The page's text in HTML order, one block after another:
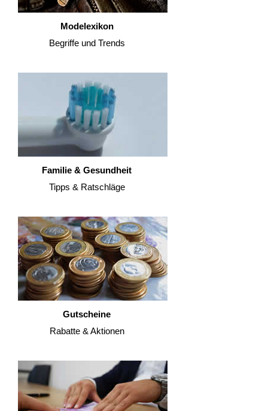
Modelexikon
Begriffe und Trends
Familie & Gesundheit
Tipps & Ratschläge
Gutscheine
Rabatte & Aktionen